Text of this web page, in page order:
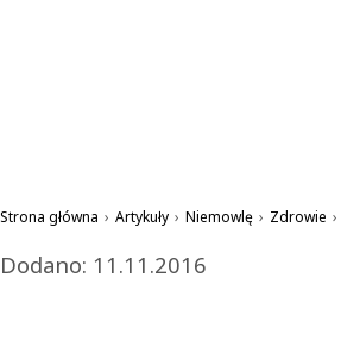
Strona główna › Artykuły › Niemowlę › Zdrowie ›
Dodano: 11.11.2016